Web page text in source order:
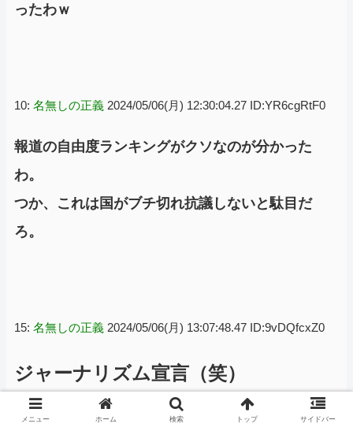
ったわｗ
10: 名無しの正義 2024/05/06(月) 12:30:04.27 ID:YR6cgRtF0
報道の自由度ランキングがクソなのが分かった
わ。
つか、これは国がブチ切れ抗議しないと駄目だ
ろ。
15: 名無しの正義 2024/05/06(月) 13:07:48.47 ID:9vDQfcxZ0
ジャーナリズム宣言（笑）
メニュー ホーム 検索 トップ サイドバー